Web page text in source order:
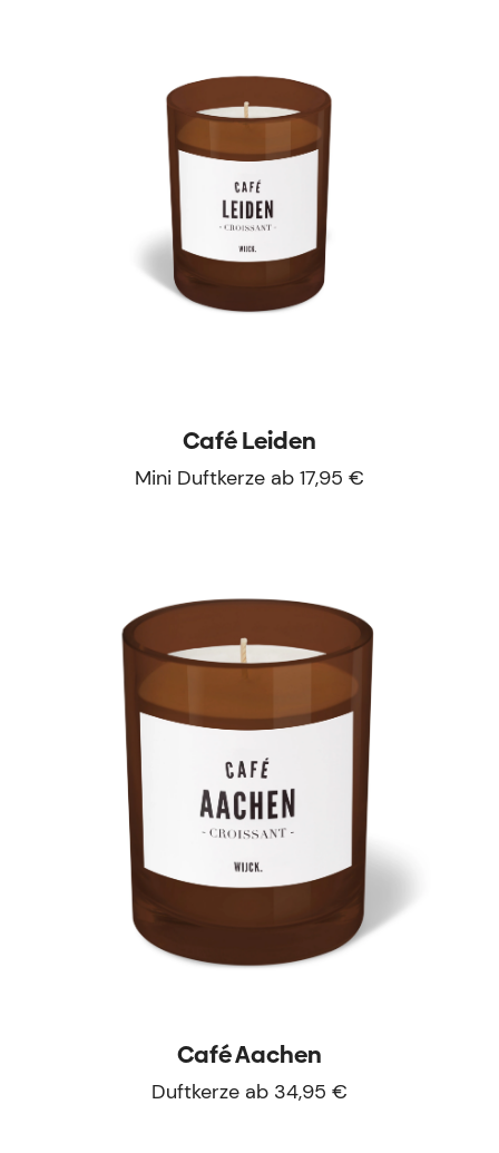
Café Leiden
Mini Duftkerze ab 17,95 €
Café Aachen
Duftkerze ab 34,95 €